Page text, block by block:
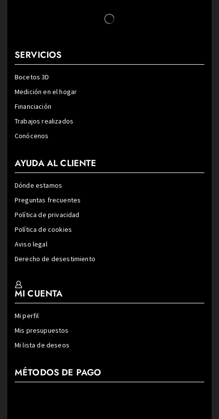
SERVICIOS
Bocetos 3D
Medición en el hogar
Financiación
Trabajos realizados
Conócenos
AYUDA AL CLIENTE
Dónde estamos
Preguntas frecuentes
Política de privacidad
Política de cookies
Aviso legal
Derecho de desestimiento
MI CUENTA
Mi perfil
Mis presupuestos
Mi lista de deseos
MÉTODOS DE PAGO